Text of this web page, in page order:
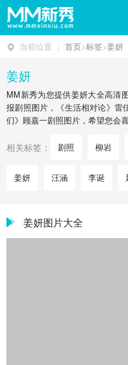
当前位置 ： 首页>标签>姜妍
姜妍
MM新秀为您提供姜妍大全高清
报剧照图片，《生活相对论》雷
们》顾嘉一剧照图片，希望您会
相关标签： 剧照 柳岩
姜妍 汪涵 李诞
姜妍图片大全